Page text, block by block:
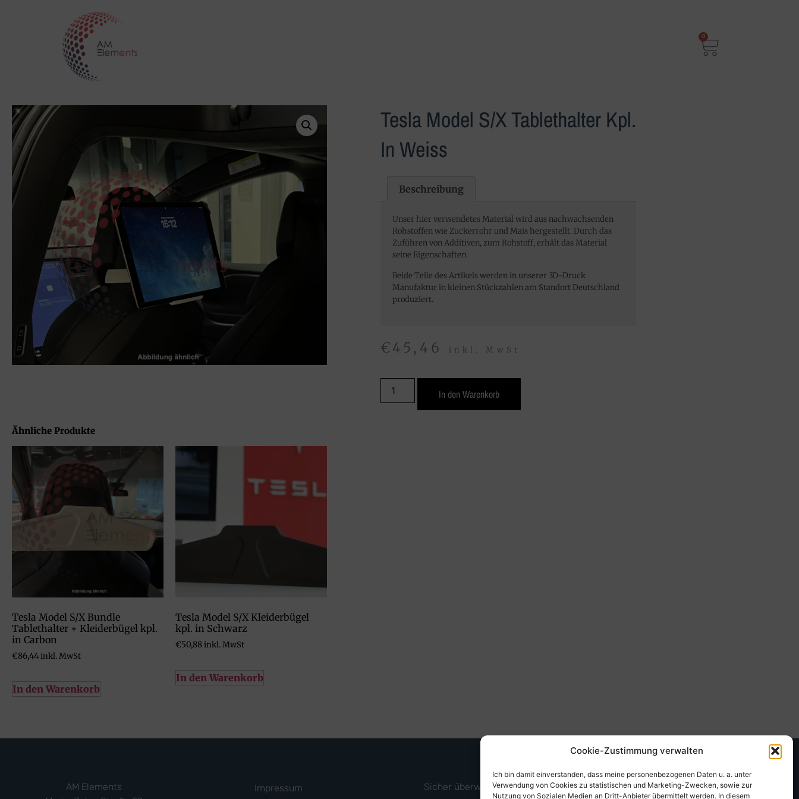
Cookie-Zustimmung verwalten
Ich bin damit einverstanden, dass meine personenbezogenen Daten u. a. unter
Verwendung von Cookies zu statistischen und Marketing-Zwecken, sowie zur
Nutzung von Sozialen Medien an Dritt-Anbieter übermittelt werden. In diesem
0
Ähnliche Produkte
Tesla Model S/X Bundle
Tablethalter + Kleiderbügel kpl.
in Carbon
€86,44inkl. MwSt
In den Warenkorb
Tesla Model S/X Kleiderbügel
kpl. in Schwarz
€50,88inkl. MwSt
In den Warenkorb
Tesla Model S/X Tablethalter Kpl.
In Weiss
Beschreibung
Unser hier verwendetes Material wird aus nachwachsenden
Rohstoffen wie Zuckerrohr und Mais hergestellt. Durch das
Zuführen von Additiven, zum Rohstoff, erhält das Material
seine Eigenschaften.
Beide Teile des Artikels werden in unserer 3D-Druck
Manufaktur in kleinen Stückzahlen am Standort Deutschland
produziert.
€ 45,46 inkl. MwSt
In den Warenkorb
AM Elements
Impressum
Sicher überweisen mit